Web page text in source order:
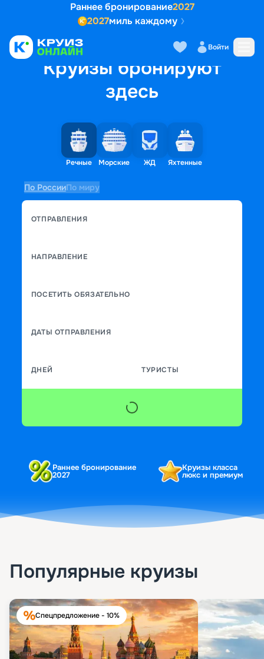
Раннее бронирование2027
2027миль каждому
Войти
Круизы бронируют
здесь
Речные Морские ЖД Яхтенные
По РоссииПо миру
ОТПРАВЛЕНИЯ
НАПРАВЛЕНИЕ
ПОСЕТИТЬ ОБЯЗАТЕЛЬНО
ДАТЫ ОТПРАВЛЕНИЯ
ДНЕЙ ТУРИСТЫ
Раннее бронирование
2027
Круизы класса
люкс и премиум
Популярные круизы
Спецпредложение - 10%